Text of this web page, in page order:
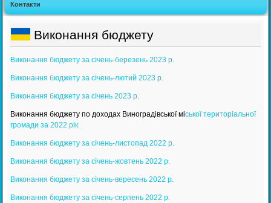
Контакти
Виконання бюджету
Виконання бюджету за січень-березень 2023 р.
Виконання бюджету за січень-лютий 2023 р.
Виконання бюджету за січень 2023 р.
Виконання бюджету по доходах Виноградівської міської територіальної
громади за 2022 рік
Виконання бюджету за січень-листопад 2022 р.
Виконання бюджету за січень-жовтень 2022 р.
Виконання бюджету за січень-вересень 2022 р.
Виконання бюджету за січень-серпень 2022 р.